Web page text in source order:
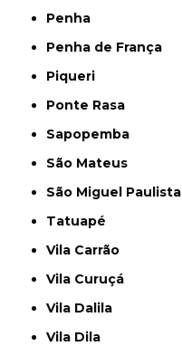
Penha
Penha de França
Piqueri
Ponte Rasa
Sapopemba
São Mateus
São Miguel Paulista
Tatuapé
Vila Carrão
Vila Curuçá
Vila Dalila
Vila Dila